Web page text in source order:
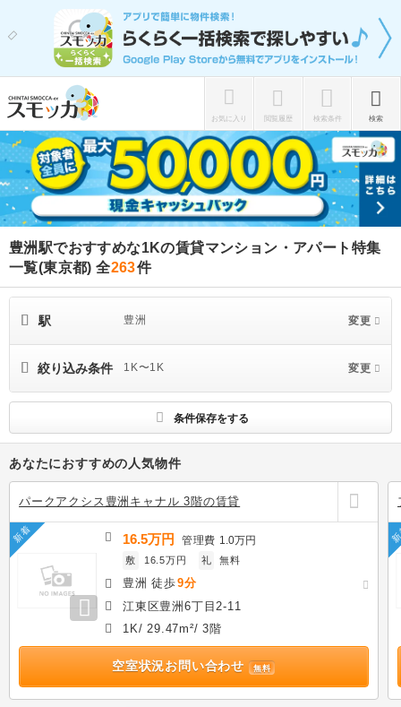
お気に入り 閲覧履歴 検索条件 検索
豊洲駅でおすすめな1Kの賃貸マンション・アパート特集
一覧(東京都)全263件
駅 豊洲 変更
絞り込み条件 1K〜1K 変更
条件保存をする
あなたにおすすめの人気物件
パークアクシス豊洲キャナル 3階の賃貸
新着 16.5万円 管理費 1.0万円
敷 16.5万円 礼 無料
豊洲 徒歩9分
江東区豊洲6丁目2-11
1K/ 29.47m²/ 3階
空室状況お問い合わせ 無料